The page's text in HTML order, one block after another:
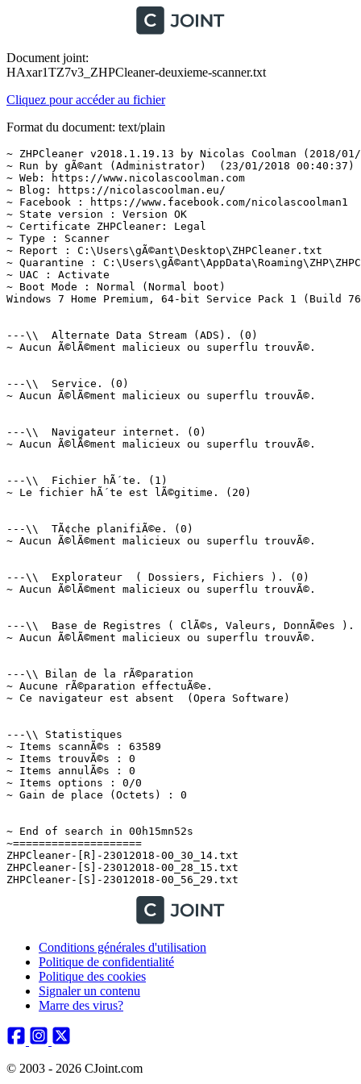
Document joint:
HAxar1TZ7v3_ZHPCleaner-deuxieme-scanner.txt
Cliquez pour accéder au fichier
Format du document: text/plain
~ ZHPCleaner v2018.1.19.13 by Nicolas Coolman (2018/
~ Run by gÃ©ant (Administrator)  (23/01/2018 00:40:37)
~ Web: https://www.nicolascoolman.com
~ Blog: https://nicolascoolman.eu/
~ Facebook : https://www.facebook.com/nicolascoolman1
~ State version : Version OK
~ Certificate ZHPCleaner: Legal
~ Type : Scanner
~ Report : C:\Users\gÃ©ant\Desktop\ZHPCleaner.txt
~ Quarantine :
~ UAC : Activate
~ Boot Mode : Normal (Normal boot)
Windows 7 Home Premium, 64-bit Service Pack 1 (Build
---\\  Alternate Data Stream (ADS). (0)
~ Aucun Ã©lÃ©ment malicieux ou superflu trouvÃ©.
---\\  Service. (0)
~ Aucun Ã©lÃ©ment malicieux ou superflu trouvÃ©.
---\\  Navigateur internet. (0)
~ Aucun Ã©lÃ©ment malicieux ou superflu trouvÃ©.
---\\  Fichier hÃ´te. (1)
~ Le fichier hÃ´te est lÃ©gitime. (20)
---\\  TÃ¢che planifiÃ©e. (0)
~ Aucun Ã©lÃ©ment malicieux ou superflu trouvÃ©.
---\\  Explorateur  ( Dossiers, Fichiers ). (0)
~ Aucun Ã©lÃ©ment malicieux ou superflu trouvÃ©.
---\\  Base de Registres ( ClÃ©s, Valeurs, DonnÃ©es ).
~ Aucun Ã©lÃ©ment malicieux ou superflu trouvÃ©.
---\\ Bilan de la rÃ©paration
~ Aucune rÃ©paration effectuÃ©e.
~ Ce navigateur est absent  (Opera Software)
---\\ Statistiques
~ Items scannÃ©s : 63589
~ Items trouvÃ©s : 0
~ Items annulÃ©s : 0
~ Items options : 0/0
~ Gain de place (Octets) : 0
~ End of search in 00h15mn52s
~====================
ZHPCleaner-[R]-23012018-00_30_14.txt
ZHPCleaner-[S]-23012018-00_28_15.txt
Conditions générales d'utilisation
Politique de confidentialité
Politique des cookies
Signaler un contenu
Marre des virus?
© 2003 - 2026 CJoint.com